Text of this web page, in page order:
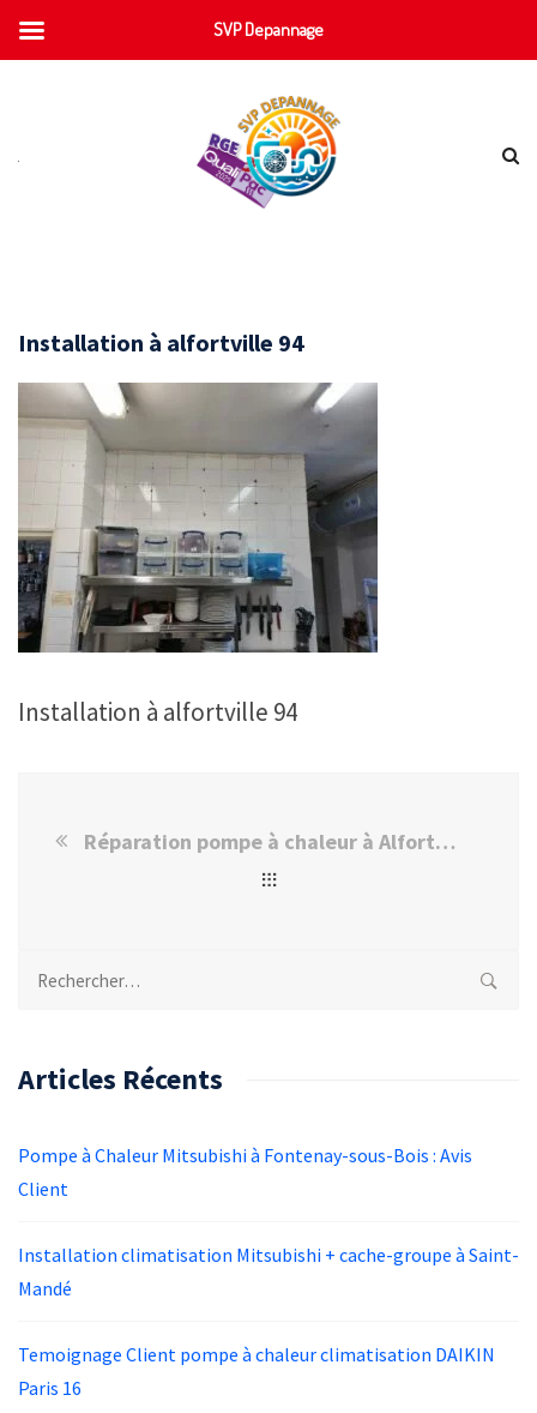
Installation à alfortville 94
Installation à alfortville 94
Réparation pompe à chaleur à Alfortville : Satisfaction M. Mickaël S.
Rechercher :
Articles Récents
Pompe à Chaleur Mitsubishi à Fontenay-sous-Bois : Avis
Client
Installation climatisation Mitsubishi + cache-groupe à Saint-
Mandé
Temoignage Client pompe à chaleur climatisation DAIKIN
Paris 16
SVP Depannage